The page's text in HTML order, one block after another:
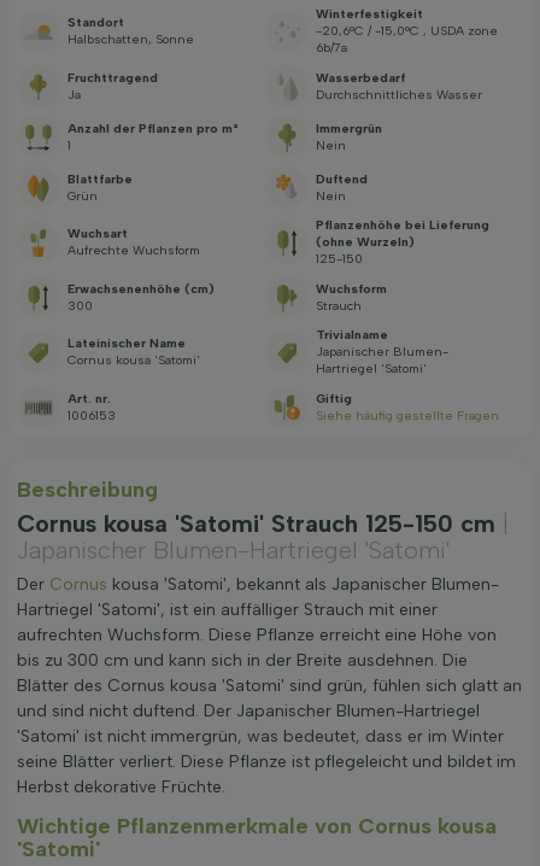
Standort
Halbschatten, Sonne
Winterfestigkeit
-20,6°C / -15,0°C , USDA zone
6b/7a
Fruchttragend
Ja
Wasserbedarf
Durchschnittliches Wasser
Anzahl der Pflanzen pro m²
1
Immergrün
Nein
Blattfarbe
Grün
Duftend
Nein
Wuchsart
Aufrechte Wuchsform
Pflanzenhöhe bei Lieferung
(ohne Wurzeln)
125-150
Erwachsenenhöhe (cm)
300
Wuchsform
Strauch
Lateinischer Name
Cornus kousa 'Satomi'
Trivialname
Japanischer Blumen-
Hartriegel 'Satomi'
Art. nr.
1006153
Giftig
Siehe häufig gestellte Fragen
Beschreibung
Cornus kousa 'Satomi' Strauch 125-150 cm
Japanischer Blumen-Hartriegel 'Satomi'
Der Cornus kousa 'Satomi', bekannt als Japanischer Blumen-
Hartriegel 'Satomi', ist ein auffälliger Strauch mit einer
aufrechten Wuchsform. Diese Pflanze erreicht eine Höhe von
bis zu 300 cm und kann sich in der Breite ausdehnen. Die
Blätter des Cornus kousa 'Satomi' sind grün, fühlen sich glatt an
und sind nicht duftend. Der Japanischer Blumen-Hartriegel
'Satomi' ist nicht immergrün, was bedeutet, dass er im Winter
seine Blätter verliert. Diese Pflanze ist pflegeleicht und bildet im
Herbst dekorative Früchte.
Wichtige Pflanzenmerkmale von Cornus kousa
'Satomi'